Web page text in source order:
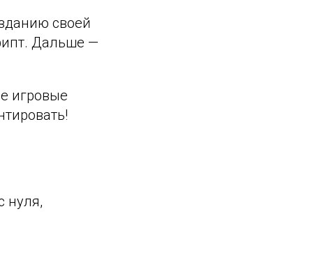
своей
Дальше —
игровые
нуля,